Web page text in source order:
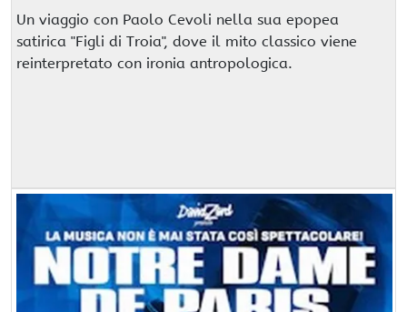
Un viaggio con Paolo Cevoli nella sua epopea
satirica "Figli di Troia", dove il mito classico viene
reinterpretato con ironia antropologica.